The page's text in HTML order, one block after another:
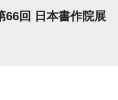
66回 日本書作院展